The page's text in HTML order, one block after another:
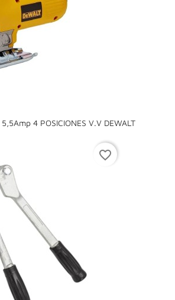
5,5Amp 4 POSICIONES V.V DEWALT
favorite_border